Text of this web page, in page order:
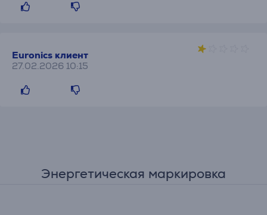
Euronics клиент
27.02.2026 10:15
Энергетическая маркировка